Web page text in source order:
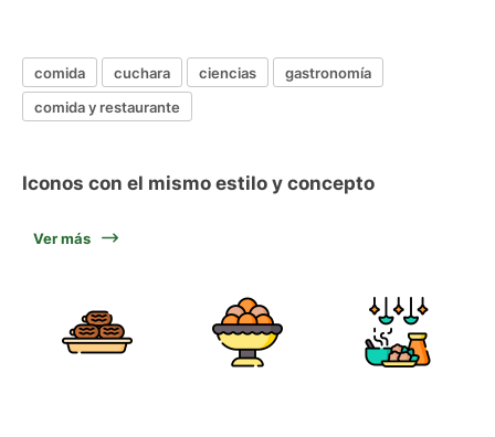
comida cuchara ciencias
gastronomía
comida y restaurante
Iconos con el mismo estilo y concepto
Ver más